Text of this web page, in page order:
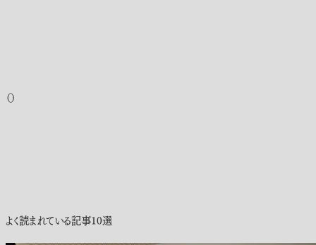
（）
よく読まれている記事10選